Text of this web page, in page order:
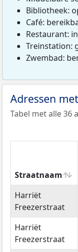
Bibliotheek:
Café:
Restaurant:
Treinstation:
Zwembad:
Adressen
Tabel met alle 36
Straatnaam
Straatnaam
Harriët
Freezerstraat
Harriët
Freezerstraat